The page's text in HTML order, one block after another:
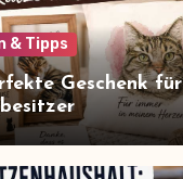
& Tipps
Geschenk für